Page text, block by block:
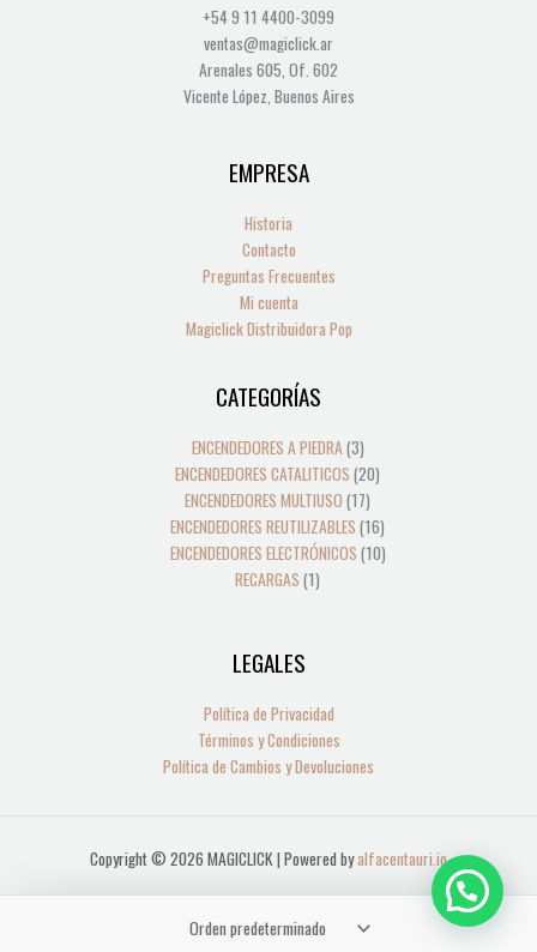
+54 9 11 4400-3099
ventas@magiclick.ar
Arenales 605, Of. 602
Vicente López, Buenos Aires
EMPRESA
Historia
Contacto
Preguntas Frecuentes
Mi cuenta
Magiclick Distribuidora Pop
CATEGORÍAS
ENCENDEDORES A PIEDRA 3
ENCENDEDORES CATALITICOS 20
ENCENDEDORES MULTIUSO 17
ENCENDEDORES REUTILIZABLES 16
ENCENDEDORES ELECTRÓNICOS 10
RECARGAS 1
1
LEGALES
Política de Privacidad
Términos y Condiciones
Política de Cambios y Devoluciones
Copyright © 2026 MAGICLICK | Powered byalfacentauri.io